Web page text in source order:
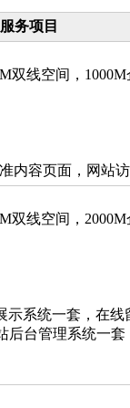
服务项目
双线空间，
内容页面，网站
双线空间，
示系统一套，在
后台管理系统一